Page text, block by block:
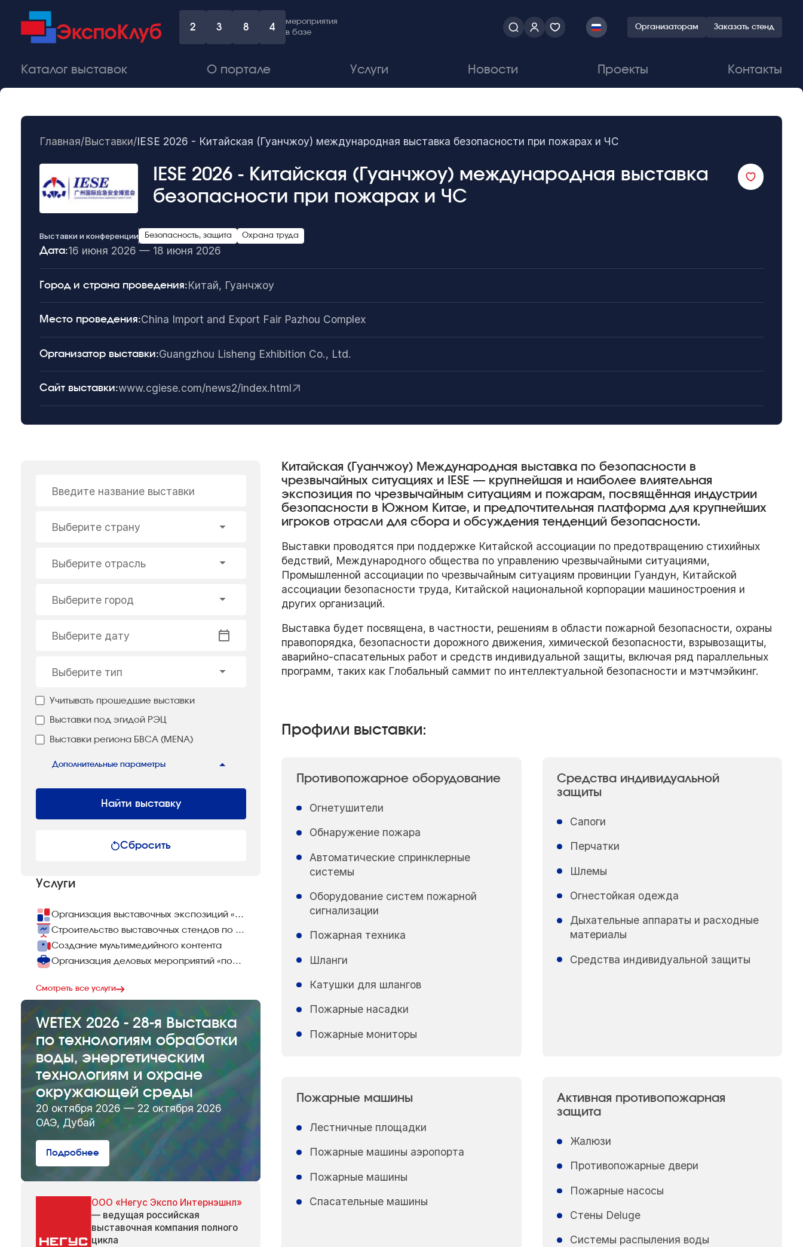
2 3 8 4
мероприятия
в базе
Организаторам Заказать стенд
Каталог выставок О портале Услуги Новости Проекты Контакты
Главная/Выставки/IESE 2026 - Китайская (Гуанчжоу) международная выставка безопасности при пожарах и ЧС
IESE 2026 - Китайская (Гуанчжоу) международная выставка
безопасности при пожарах и ЧС
Выставки и конференции Безопасность, защита Охрана труда
Дата:16 июня 2026 — 18 июня 2026
Город и страна проведения:Китай, Гуанчжоу
Место проведения:China Import and Export Fair Pazhou Complex
Организатор выставки:Guangzhou Lisheng Exhibition Co., Ltd.
Сайт выставки:www.cgiese.com/news2/index.html
Введите название выставки
Выберите страну
Выберите отрасль
Выберите город
Выберите дату
Выберите тип
Учитывать прошедшие выставки
Выставки под эгидой РЭЦ
Выставки региона БВСА (MENA)
Дополнительные параметры
Найти выставку
Сбросить
Услуги
Организация выставочных экспозиций «под ключ»
Строительство выставочных стендов по всему миру
Создание мультимедийного контента
Организация деловых мероприятий «под ключ»
Смотреть все услуги
WETEX 2026 - 28-я Выставка
по технологиям обработки
воды, энергетическим
технологиям и охране
окружающей среды
20 октября 2026 — 22 октября 2026
ОАЭ, Дубай
Подробнее
ООО «Негус Экспо Интернэшнл»
— ведущая российская
выставочная компания полного
цикла
Китайская (Гуанчжоу) Международная выставка по безопасности в
чрезвычайных ситуациях и IESE — крупнейшая и наиболее влиятельная
экспозиция по чрезвычайным ситуациям и пожарам, посвящённая индустрии
безопасности в Южном Китае, и предпочтительная платформа для крупнейших
игроков отрасли для сбора и обсуждения тенденций безопасности.
Выставки проводятся при поддержке Китайской ассоциации по предотвращению стихийных
бедствий, Международного общества по управлению чрезвычайными ситуациями,
Промышленной ассоциации по чрезвычайным ситуациям провинции Гуандун, Китайской
ассоциации безопасности труда, Китайской национальной корпорации машиностроения и
других организаций.
Выставка будет посвящена, в частности, решениям в области пожарной безопасности, охраны
правопорядка, безопасности дорожного движения, химической безопасности, взрывозащиты,
аварийно-спасательных работ и средств индивидуальной защиты, включая ряд параллельных
программ, таких как Глобальный саммит по интеллектуальной безопасности и мэтчмэйкинг.
Профили выставки:
Противопожарное оборудование
Огнетушители
Обнаружение пожара
Автоматические спринклерные
системы
Оборудование систем пожарной
сигнализации
Пожарная техника
Шланги
Катушки для шлангов
Пожарные насадки
Пожарные мониторы
Средства индивидуальной
защиты
Сапоги
Перчатки
Шлемы
Огнестойкая одежда
Дыхательные аппараты и расходные
материалы
Средства индивидуальной защиты
Пожарные машины
Лестничные площадки
Пожарные машины аэропорта
Пожарные машины
Спасательные машины
Активная противопожарная
защита
Жалюзи
Противопожарные двери
Пожарные насосы
Стены Deluge
Системы распыления воды